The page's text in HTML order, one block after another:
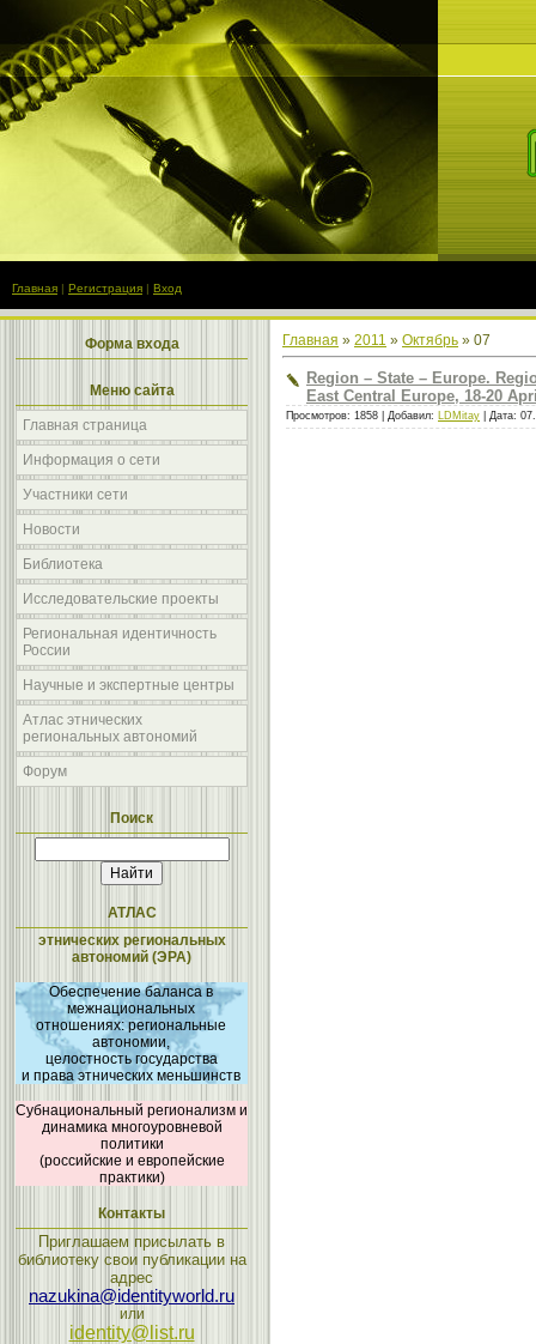
Главная | Регистрация | Вход
Форма входа
Меню сайта
Главная страница
Информация о сети
Участники сети
Новости
Библиотека
Исследовательские проекты
Региональная идентичность
России
Научные и экспертные центры
Атлас этнических
региональных автономий
Форум
Поиск
АТЛАС
этнических региональных
автономий (ЭРА)
Обеспечение баланса в
межнациональных
отношениях: региональные
автономии,
целостность государства
и права этнических меньшинств
Субнациональный регионализм и
динамика многоуровневой
политики
(российские и европейские
практики)
Контакты
Приглашаем присылать в
библиотеку свои публикации на
адрес
nazukina@identityworld.ru
или
identity@list.ru
Главная » 2011 » Октябрь » 07
Region – State – Europe.
East Central Europe, 18-20
Просмотров: 1858 | Добавил: LDMitay | Дата: